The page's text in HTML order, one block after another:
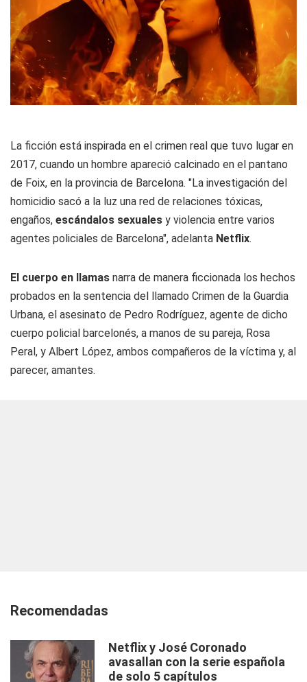
La ficción está inspirada en el crimen real que tuvo lugar en
2017, cuando un hombre apareció calcinado en el pantano
de Foix, en la provincia de Barcelona. "La investigación del
homicidio sacó a la luz una red de relaciones tóxicas,
engaños, escándalos sexuales y violencia entre varios
agentes policiales de Barcelona", adelanta Netflix.
El cuerpo en llamas narra de manera ficcionada los hechos
probados en la sentencia del llamado Crimen de la Guardia
Urbana, el asesinato de Pedro Rodríguez, agente de dicho
cuerpo policial barcelonés, a manos de su pareja, Rosa
Peral, y Albert López, ambos compañeros de la víctima y, al
parecer, amantes.
Recomendadas
Netflix y José Coronado
avasallan con la serie española
de solo 5 capítulos